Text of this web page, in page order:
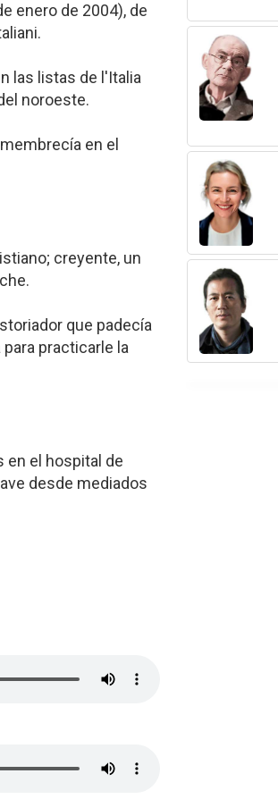
enero de 2004), de
las listas de l'Italia
noroeste.
en el
creyente, un
que padecía
practicarle la
en el hospital de
desde mediados